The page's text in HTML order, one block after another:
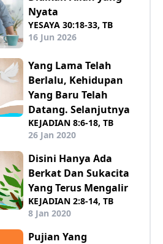
Nyata
YESAYA 30:18-33, TB
16 Jun 2026
Yang Lama Telah
Berlalu, Kehidupan
Yang Baru Telah
Datang. Selanjutnya
KEJADIAN 8:6-18, TB
26 Jan 2020
Disini Hanya Ada
Berkat Dan Sukacita
Yang Terus Mengalir
KEJADIAN 2:8-14, TB
8 Jan 2020
Pujian Yang